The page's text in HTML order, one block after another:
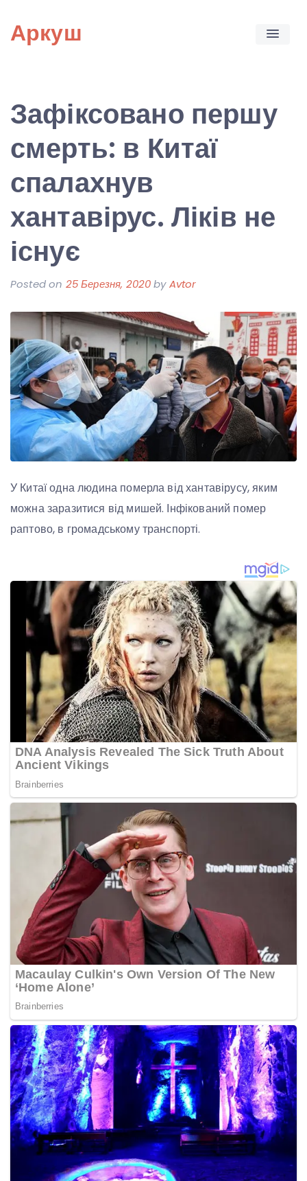
content
Аркуш
Зафіксовано першу
смерть: в Китаї
спалахнув
хантавірус. Ліків не
існує
Posted on 25 Березня, 2020byAvtor
У Китаї одна людина померла від хантавірусу, яким
можна заразитися від мишей. Інфікований помер
раптово, в громадському транспорті.